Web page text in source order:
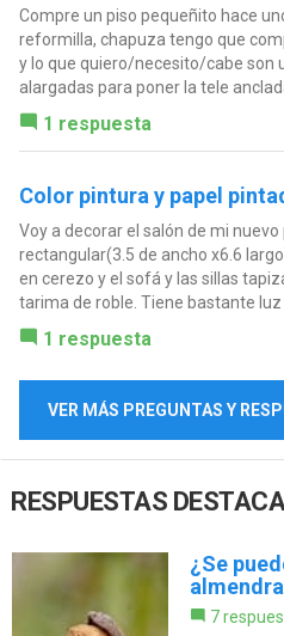
Compre un piso pequeñito hace
reformilla, chapuza tengo que
y lo que quiero/necesito/cabe son
alargadas para poner la tele
1 respuesta
Color pintura y papel
Voy a decorar el salón de mi
rectangular(3.5 de ancho x6.6
en cerezo y el sofá y las sillas
tarima de roble. Tiene bastante luz
1 respuesta
VER MÁS PREGUNTAS Y
RESPUESTAS
¿Se
7